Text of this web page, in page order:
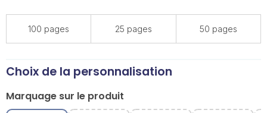
100 pages 25 pages 50 pages
Choix de la personnalisation
Marquage sur le produit